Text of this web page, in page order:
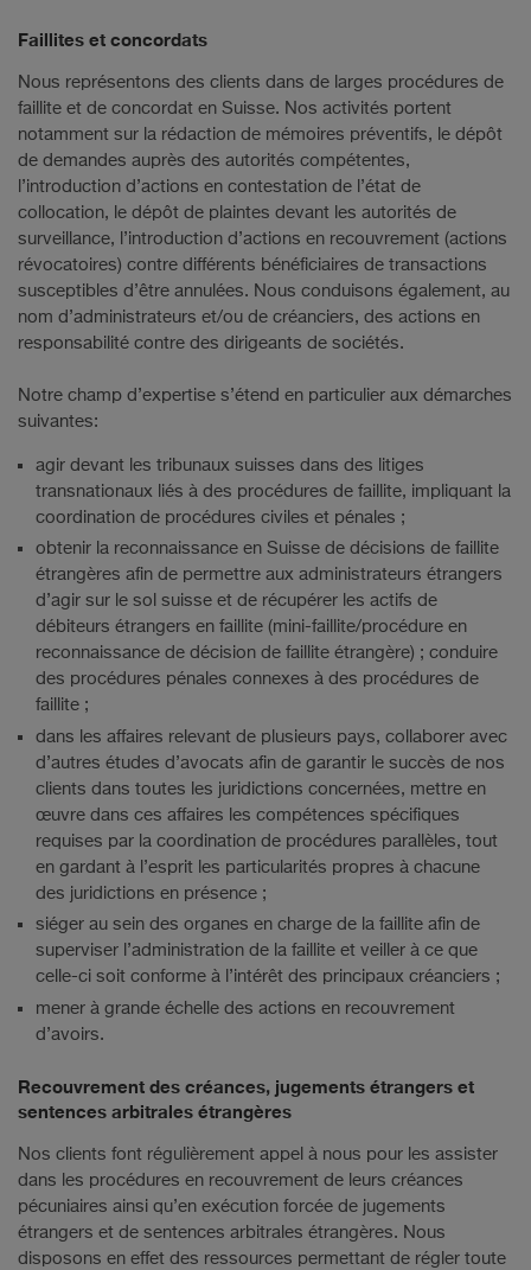
Faillites et concordats
Nous représentons des clients dans de larges procédures de
faillite et de concordat en Suisse. Nos activités portent
notamment sur la rédaction de mémoires préventifs, le dépôt
de demandes auprès des autorités compétentes,
l’introduction d’actions en contestation de l’état de
collocation, le dépôt de plaintes devant les autorités de
surveillance, l’introduction d’actions en recouvrement (actions
révocatoires) contre différents bénéficiaires de transactions
susceptibles d’être annulées. Nous conduisons également, au
nom d’administrateurs et/ou de créanciers, des actions en
responsabilité contre des dirigeants de sociétés.
Notre champ d’expertise s’étend en particulier aux démarches
suivantes:
agir devant les tribunaux suisses dans des litiges
transnationaux liés à des procédures de faillite, impliquant la
coordination de procédures civiles et pénales ;
obtenir la reconnaissance en Suisse de décisions de faillite
étrangères afin de permettre aux administrateurs étrangers
d’agir sur le sol suisse et de récupérer les actifs de
débiteurs étrangers en faillite (mini-faillite/procédure en
reconnaissance de décision de faillite étrangère) ; conduire
des procédures pénales connexes à des procédures de
faillite ;
dans les affaires relevant de plusieurs pays, collaborer avec
d’autres études d’avocats afin de garantir le succès de nos
clients dans toutes les juridictions concernées, mettre en
œuvre dans ces affaires les compétences spécifiques
requises par la coordination de procédures parallèles, tout
en gardant à l’esprit les particularités propres à chacune
des juridictions en présence ;
siéger au sein des organes en charge de la faillite afin de
superviser l’administration de la faillite et veiller à ce que
celle-ci soit conforme à l’intérêt des principaux créanciers ;
mener à grande échelle des actions en recouvrement
d’avoirs.
Recouvrement des créances, jugements étrangers et
sentences arbitrales étrangères
Nos clients font régulièrement appel à nous pour les assister
dans les procédures en recouvrement de leurs créances
pécuniaires ainsi qu’en exécution forcée de jugements
étrangers et de sentences arbitrales étrangères. Nous
disposons en effet des ressources permettant de régler toute